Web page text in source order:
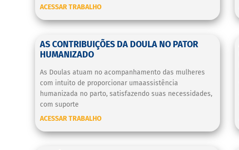
ACESSAR TRABALHO
AS CONTRIBUIÇÕES DA DOULA NO PATOR
HUMANIZADO
As Doulas atuam no acompanhamento das mulheres
com intuito de proporcionar umaassistência
humanizada no parto, satisfazendo suas necessidades,
com suporte
ACESSAR TRABALHO